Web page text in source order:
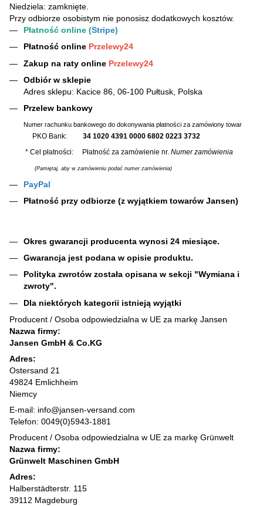
Niedziela: zamknięte.
Przy odbiorze osobistym nie ponosisz dodatkowych kosztów.
Płatność online (Stripe)
Płatność online Przelewy24
Zakup na raty online Przelewy24
Odbiór w sklepie
Adres sklepu: Kacice 86, 06-100 Pułtusk, Polska
Przelew bankowy
Numer rachunku bankowego do dokonywania płatności za zamówiony towar
PKO Bank: 34 1020 4391 0000 6802 0223 3732
* Cel płatności: Płatność za zamówienie nr. Numer zamówienia
(Pamiętaj, aby w zamówieniu podać numer zamówienia)
PayPal
Płatność przy odbiorze (z wyjątkiem towarów Jansen)
Okres gwarancji producenta wynosi 24 miesiące.
Gwarancja jest podana w opisie produktu.
Polityka zwrotów została opisana w sekcji "Wymiana i
zwroty".
Dla niektórych kategorii istnieją wyjątki
Producent / Osoba odpowiedzialna w UE za markę Jansen
Nazwa firmy:
Jansen GmbH & Co.KG
Adres:
Ostersand 21
49824 Emlichheim
Niemcy
E-mail: info@jansen-versand.com
Telefon: 0049(0)5943-1881
Producent / Osoba odpowiedzialna w UE za markę Grünwelt
Nazwa firmy:
Grünwelt Maschinen GmbH
Adres:
Halberstädterstr. 115
39112 Magdeburg